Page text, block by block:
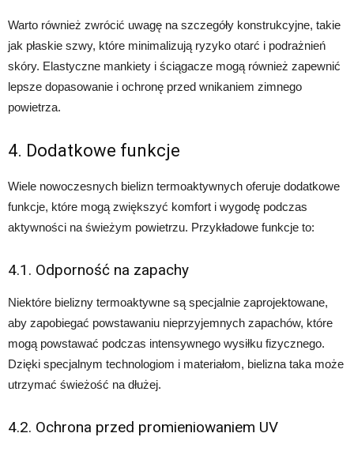
Warto również zwrócić uwagę na szczegóły konstrukcyjne, takie
jak płaskie szwy, które minimalizują ryzyko otarć i podrażnień
skóry. Elastyczne mankiety i ściągacze mogą również zapewnić
lepsze dopasowanie i ochronę przed wnikaniem zimnego
powietrza.
4. Dodatkowe funkcje
Wiele nowoczesnych bielizn termoaktywnych oferuje dodatkowe
funkcje, które mogą zwiększyć komfort i wygodę podczas
aktywności na świeżym powietrzu. Przykładowe funkcje to:
4.1. Odporność na zapachy
Niektóre bielizny termoaktywne są specjalnie zaprojektowane,
aby zapobiegać powstawaniu nieprzyjemnych zapachów, które
mogą powstawać podczas intensywnego wysiłku fizycznego.
Dzięki specjalnym technologiom i materiałom, bielizna taka może
utrzymać świeżość na dłużej.
4.2. Ochrona przed promieniowaniem UV